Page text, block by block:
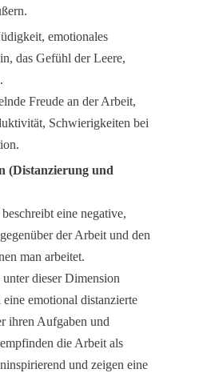
emotionales
das Gefühl der Leere,
Freude an der Arbeit,
Schwierigkeiten bei
(Distanzierung und
eine negative,
der Arbeit und den
man arbeitet.
dieser Dimension
emotional distanzierte
ihren Aufgaben und
die Arbeit als
und zeigen eine